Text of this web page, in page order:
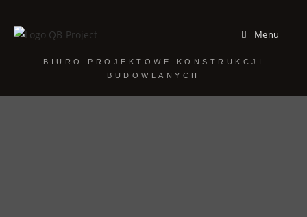
Menu
BIURO PROJEKTOWE KONSTRUKCJI
BUDOWLANYCH